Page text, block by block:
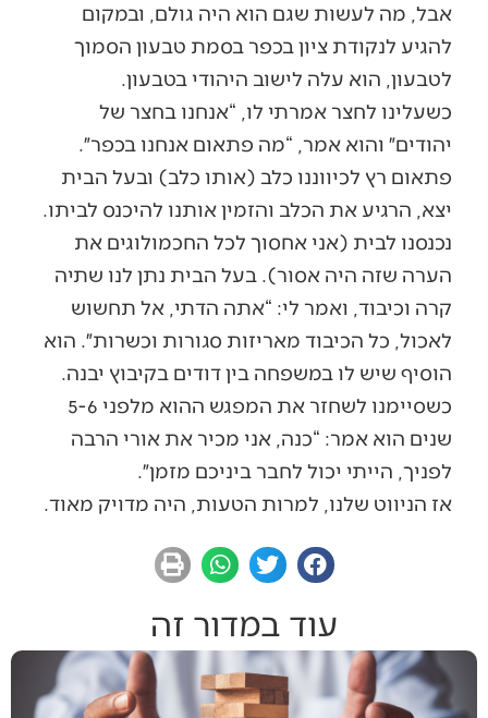
אבל, מה לעשות שגם הוא היה גולם, ובמקום
להגיע לנקודת ציון בכפר בסמת טבעון הסמוך
לטבעון, הוא עלה לישוב היהודי בטבעון.
כשעלינו לחצר אמרתי לו, “אנחנו בחצר של
יהודים״ והוא אמר, “מה פתאום אנחנו בכפר״.
פתאום רץ לכיווננו כלב (אותו כלב) ובעל הבית
יצא, הרגיע את הכלב והזמין אותנו להיכנס לביתו.
נכנסנו לבית (אני אחסוך לכל החכמולוגים את
הערה שזה היה אסור). בעל הבית נתן לנו שתיה
קרה וכיבוד, ואמר לי: “אתה הדתי, אל תחשוש
לאכול, כל הכיבוד מאריזות סגורות וכשרות״. הוא
הוסיף שיש לו במשפחה בין דודים בקיבוץ יבנה.
כשסיימנו לשחזר את המפגש ההוא מלפני 5-6
שנים הוא אמר: “כנה, אני מכיר את אורי הרבה
לפניך, הייתי יכול לחבר ביניכם מזמן״.
אז הניווט שלנו, למרות הטעות, היה מדויק מאוד.
עוד במדור זה